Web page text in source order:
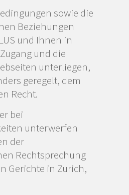
sowie die
Beziehungen
und Ihnen in
und die
unterliegen,
geregelt, dem
Recht.
bei
unterwerfen
der
Rechtsprechung
Gerichte in Zürich,